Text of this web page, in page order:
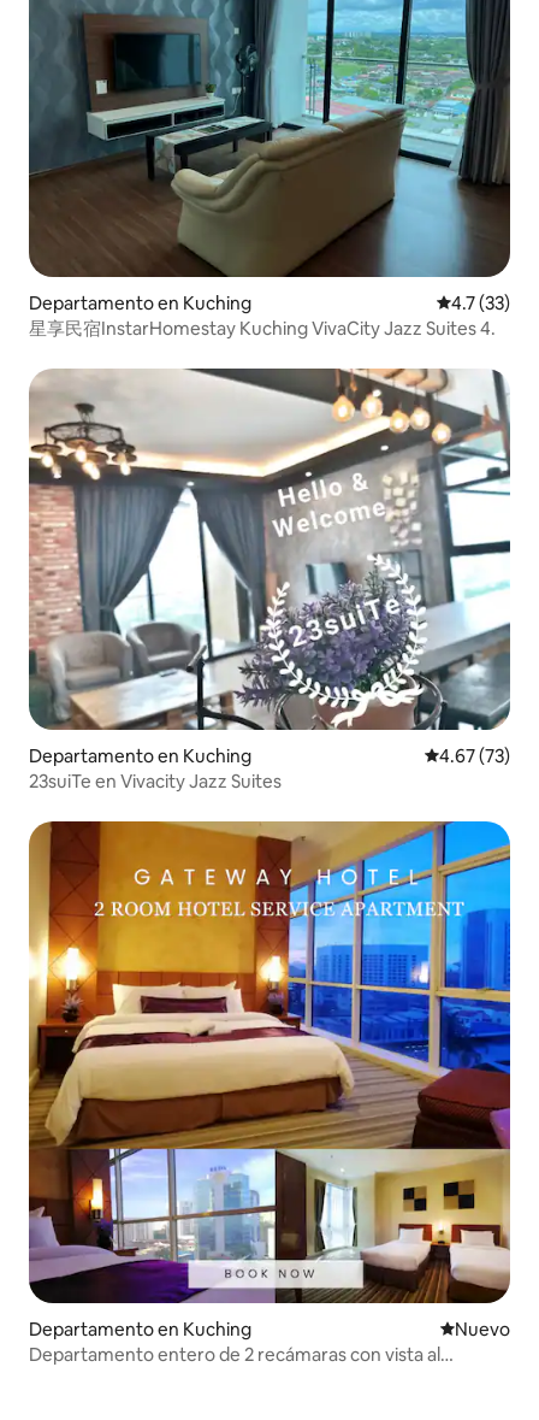
Departamento en Kuching Calificación
4.7 (33)
星享民宿InstarHomestay Kuching VivaCity Jazz Suites 4.
Departamento en Kuching Calificación
4.67 (73)
23suiTe en Vivacity Jazz Suites
Departamento en Kuching Nuevo
Nuevo
Departamento entero de 2 recámaras con vista al